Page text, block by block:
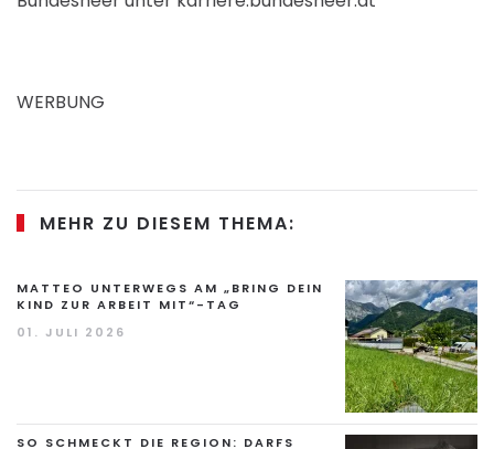
WERBUNG
MEHR ZU DIESEM THEMA:
MATTEO UNTERWEGS AM „BRING DEIN
KIND ZUR ARBEIT MIT“-TAG
01. JULI 2026
SO SCHMECKT DIE REGION: DARFS